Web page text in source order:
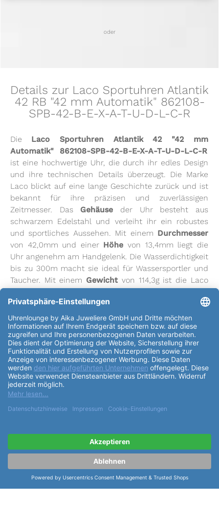
oder
Details zur Laco Sportuhren Atlantik
42 RB "42 mm Automatik" 862108-
SPB-42-B-E-X-A-T-U-D-L-C-R
Die Laco Sportuhren Atlantik 42 "42 mm
Automatik" 862108-SPB-42-B-E-X-A-T-U-D-L-C-R
ist eine hochwertige Uhr, die durch ihr edles Design
und ihre technischen Details überzeugt. Die Marke
Laco blickt auf eine lange Geschichte zurück und ist
bekannt für ihre präzisen und zuverlässigen
Zeitmesser. Das Gehäuse der Uhr besteht aus
schwarzem Edelstahl und verleiht ihr ein robustes
und sportliches Aussehen. Mit einem Durchmesser
von 42,0mm und einer Höhe von 13,4mm liegt die
Uhr angenehm am Handgelenk. Die Wasserdichtigkeit
bis zu 300m macht sie ideal für Wassersportler und
Taucher. Mit einem Gewicht von 114,3g ist die Laco
Uhrglasder Laco Sportuhr ist aus Saphirglas gefertigt
und innen entspiegelt, was für eine klare
Ablesbarkeit sorgt. Das Automatik-Uhrwerk basiert
auf dem Sellita SW 200Kaliberund ist von höchster
Qualität. Das schwarzeZifferblattist mit dem
Aufdruck "Laco" und "Made in Germany" versehen,
während die Indizes in einem kräftigen Blauton
gehalten sind. Das
schwarzem Durchzugsband und hat eine Länge von
50,5mm. Dank des Bandanstoßes von 20,0mm passt
einem Umfang von 15,5-21,5cm. DieFunktionender
Uhr umfassen eine dunkle Datumsanzeige, Stunden-
und Minutenzeiger mit Leuchtmasse Superluminova
C3 in Blau, sowie einen Sekundenzeiger in Weiß mit
blauer Leuchtmasse. Insgesamt ist die Laco Sportuhr
Atlantik 42 eine hochwertige und stilvolle Uhr, die